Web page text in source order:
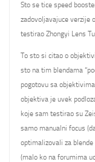
Sto se tice speed
zadovoljavajuce verzije
testirao Zhongyi Lens
To sto si citao o
sto na tim blendama
pogotovu sa
objektiva je uvek
koje sam testirao su
samo manualni focus
optimalizovali za blende
(malo ko na forumima